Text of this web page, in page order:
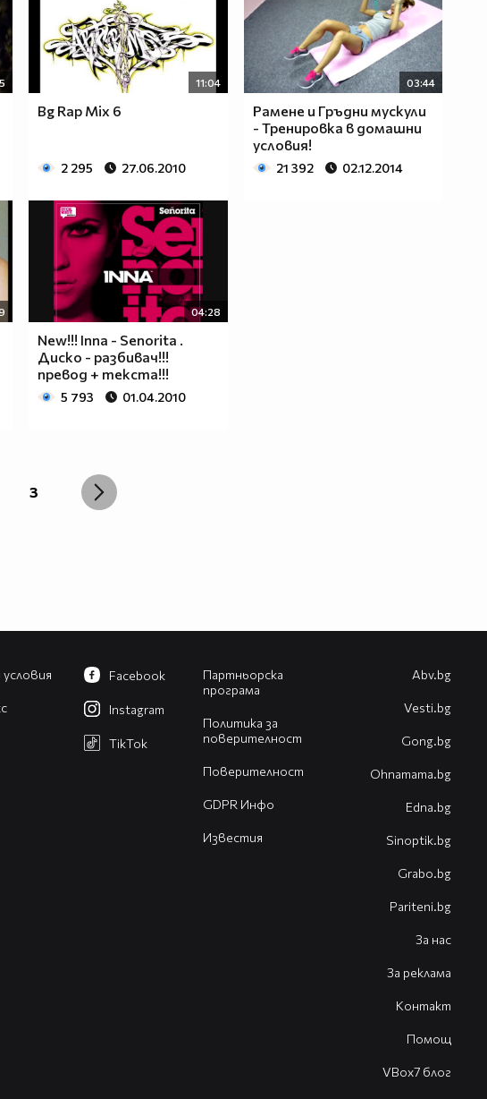
11:04
Bg Rap Mix 6
2 295 27.06.2010
03:44
Рамене и Гръдни мускули
- Тренировка в домашни
условия!
21 392 02.12.2014
04:28
New!!! Inna - Senorita .
Диско - разбивач!!!
превод + текста!!!
5 793 01.04.2010
3
Партньорска
програма
Политика за
поверителност
Поверителност
GDPR Инфо
Известия
Facebook
Instagram
TikTok
Abv.bg
Vesti.bg
Gong.bg
Оhnamama.bg
Edna.bg
Sinoptik.bg
Grabo.bg
Pariteni.bg
За нас
За реклама
Контакт
Помощ
VBox7 блог